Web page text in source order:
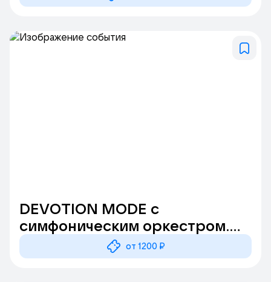
DEVOTION MODE с
симфоническим оркестром.
Легендарные Хиты ДЕПЕШ
МОД, Калуга
от 1200 ₽